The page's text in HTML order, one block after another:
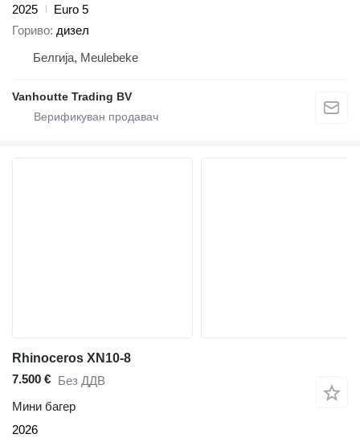
2025
Euro 5
Гориво дизел
Белгија, Meulebeke
Vanhoutte Trading BV
Rhinoceros XN10-8
7.500 € Без ДДВ
Мини багер
2026